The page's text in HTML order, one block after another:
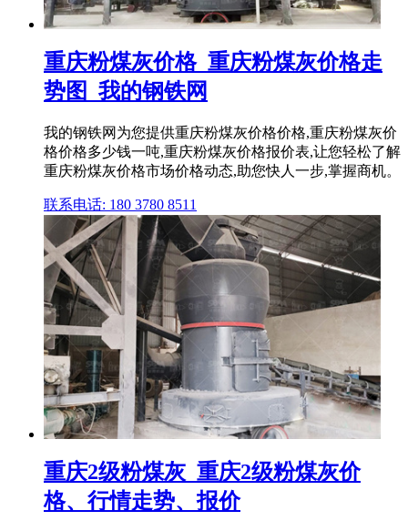
重庆粉煤灰价格_重庆粉煤灰价格走
势图_我的钢铁网
我的钢铁网为您提供重庆粉煤灰价格价格,重庆粉煤灰价
格价格多少钱一吨,重庆粉煤灰价格报价表,让您轻松了解
重庆粉煤灰价格市场价格动态,助您快人一步,掌握商机。
联系电话: 180 3780 8511
重庆2级粉煤灰_重庆2级粉煤灰价
格、行情走势、报价